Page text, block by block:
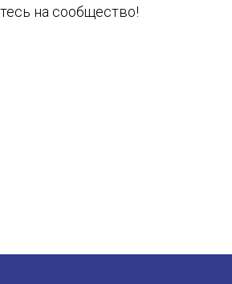
на сообщество!